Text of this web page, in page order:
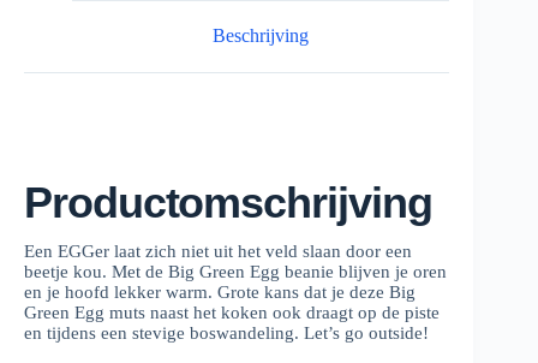
Beschrijving
Productomschrijving
Een EGGer laat zich niet uit het veld slaan door een
beetje kou. Met de Big Green Egg beanie blijven je oren
en je hoofd lekker warm. Grote kans dat je deze Big
Green Egg muts naast het koken ook draagt op de piste
en tijdens een stevige boswandeling. Let’s go outside!